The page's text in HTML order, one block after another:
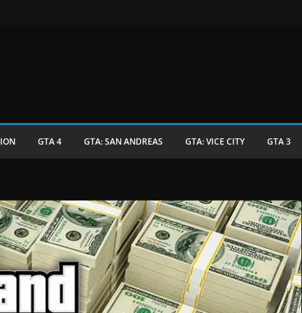
GTA 4 GTA: SAN ANDREAS GTA: VICE CITY GTA 3